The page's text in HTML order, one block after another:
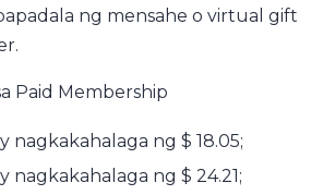
ng mensahe o virtual gift
Paid Membership
nagkakahalaga ng $ 18.05;
nagkakahalaga ng $ 24.21;